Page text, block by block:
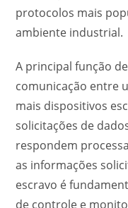
protocolos mais
ambiente industrial.
A principal função
comunicação entre
mais dispositivos
solicitações de
respondem
as informações
escravo é
de controle e